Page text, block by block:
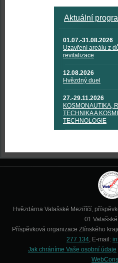
Aktuální
01.07.-31.08.2026
Uzavření areálu z
revitalizace
12.08.2026
Hvězdný duel
27.-29.11.2026
KOSMONAUTIKA,
TECHNIKA A
TECHNOLOGIE
Hvězdárna Valašské Meziříčí,
01
Příspěvková organizace Zlínského
277 134, E-mail:
Jak chráníme Vaše osobní údaje